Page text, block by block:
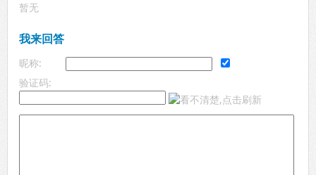
暂无
我来回答
昵称:
验证码: